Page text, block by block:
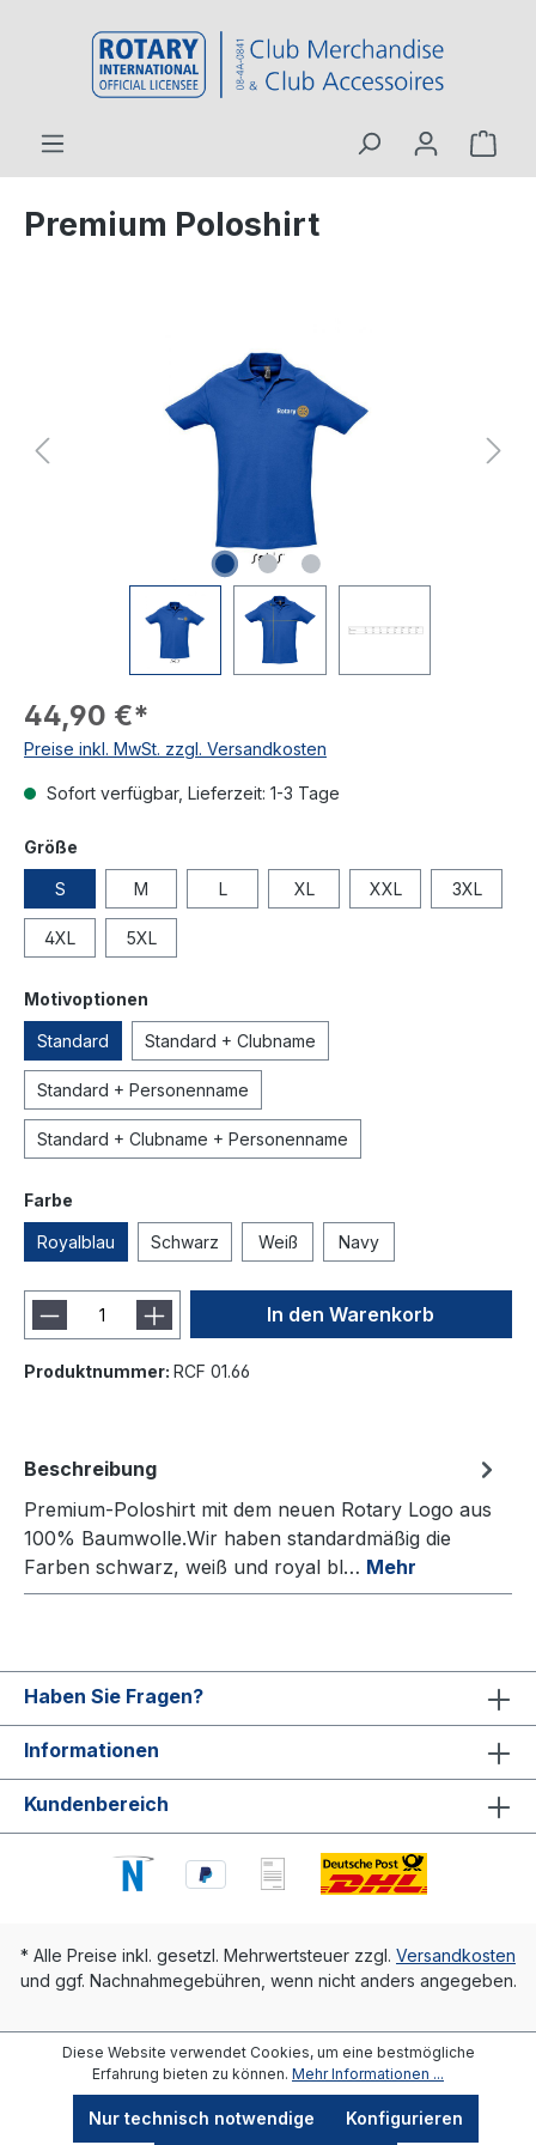
Premium Poloshirt
44,90 €*
Preise inkl. MwSt. zzgl. Versandkosten
Sofort verfügbar, Lieferzeit: 1-3 Tage
Größe
S M L XL XXL 3XL
4XL 5XL
Motivoptionen
Standard Standard + Clubname
Standard + Personenname
Standard + Clubname + Personenname
Farbe
Royalblau Schwarz Weiß Navy
In den Warenkorb
Produktnummer: RCF 01.66
Beschreibung
Premium-Poloshirt mit dem neuen Rotary Logo aus
100% Baumwolle.Wir haben standardmäßig die
Farben schwarz, weiß und royal bl… Mehr
Haben Sie Fragen?
Informationen
Kundenbereich
* Alle Preise inkl. gesetzl. Mehrwertsteuer zzgl. Versandkosten
und ggf. Nachnahmegebühren, wenn nicht anders angegeben.
Diese Website verwendet Cookies, um eine bestmögliche
Erfahrung bieten zu können. Mehr Informationen ...
Nur technisch notwendige Konfigurieren